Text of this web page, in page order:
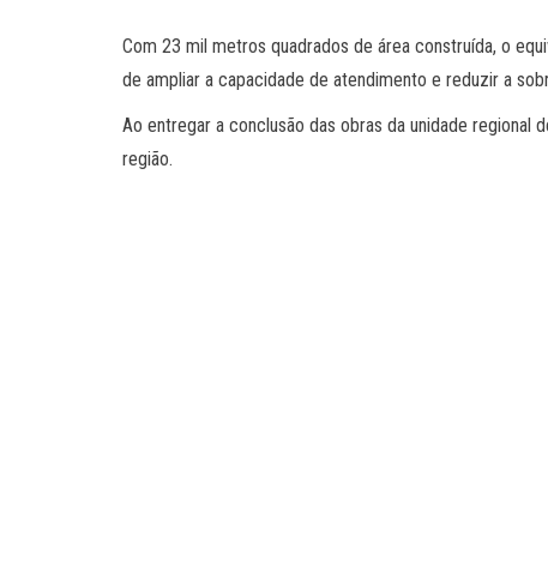
Com 23 mil metros quadrados de área construída, o
de ampliar a capacidade de atendimento e reduzir a
Ao entregar a conclusão das obras da unidade
região.